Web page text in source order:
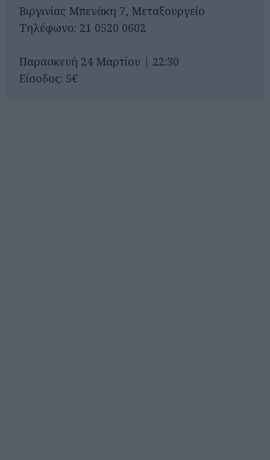
Βιργινίας Μπενάκη 7, Μεταξουργείο
Τηλέφωνο: 21 0520 0602
Παρασκευή 24 Μαρτίου | 22:30
Είσοδος: 5€